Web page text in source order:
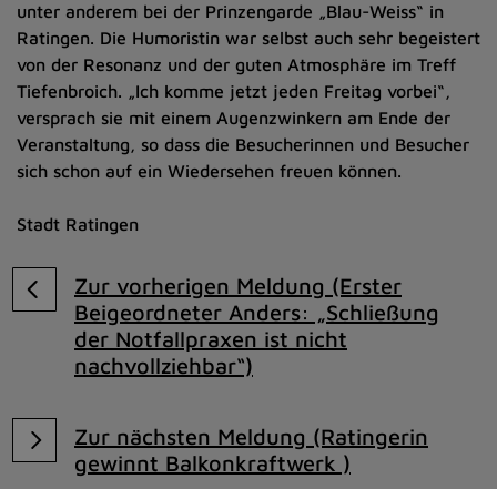
unter anderem bei der Prinzengarde „Blau-Weiss“ in
Ratingen. Die Humoristin war selbst auch sehr begeistert
von der Resonanz und der guten Atmosphäre im Treff
Tiefenbroich. „Ich komme jetzt jeden Freitag vorbei“,
versprach sie mit einem Augenzwinkern am Ende der
Veranstaltung, so dass die Besucherinnen und Besucher
sich schon auf ein Wiedersehen freuen können.
Stadt Ratingen
Zur vorherigen Meldung (Erster
Beigeordneter Anders: „Schließung
der Notfallpraxen ist nicht
nachvollziehbar“)
Zur nächsten Meldung (Ratingerin
gewinnt Balkonkraftwerk )